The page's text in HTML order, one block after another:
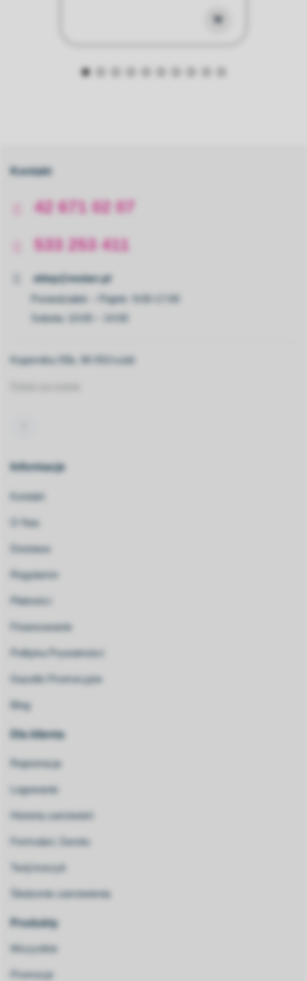
Kontakt
42 671 02 07
533 253 411
sklep@molarr.pl
Poniedziałek – Piątek: 9:00-17:00
Sobota: 10:00 – 14:00
Kopernika 55b, 90-553 Łódź
Informacje
Kontakt
O Nas
Dostawa
Regulamin
Płatności
Finansowanie
Polityka Prywatności
Gazetki Promocyjne
Blog
Dla klienta
Rejestracja
Logowanie
Historia zamówień
Formularz Zwrotu
Twój koszyk
Śledzenie zamówienia
Produkty
Wszystkie
Promocje